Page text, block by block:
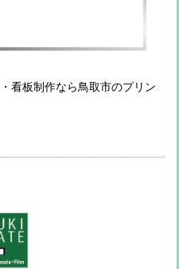
看板制作なら鳥取市のプリン